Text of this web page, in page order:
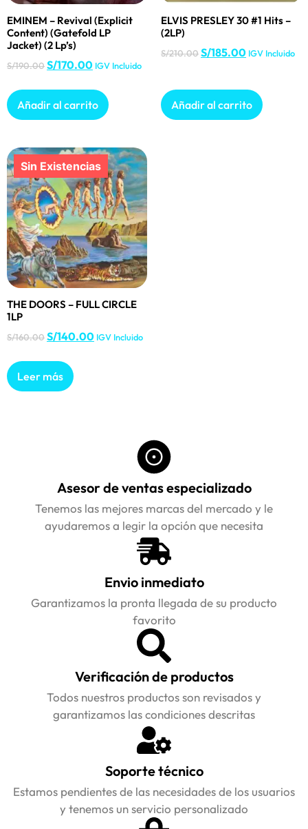
EMINEM – Revival (Explicit
Content) (Gatefold LP
Jacket) (2 Lp’s)
S/190.00S/170.00 IGV Incluido
Añadir al carrito
ELVIS PRESLEY 30 #1 Hits –
(2LP)
S/210.00S/185.00 IGV Incluido
Añadir al carrito
THE DOORS – FULL CIRCLE
1LP
S/160.00S/140.00 IGV Incluido
Leer más
Asesor de ventas especializado
Tenemos las mejores marcas del mercado y le
ayudaremos a legir la opción que necesita
Envio inmediato
Garantizamos la pronta llegada de su producto
favorito
Verificación de productos
Todos nuestros productos son revisados y
garantizamos las condiciones descritas
Soporte técnico
Estamos pendientes de las necesidades de los usuarios
y tenemos un servicio personalizado